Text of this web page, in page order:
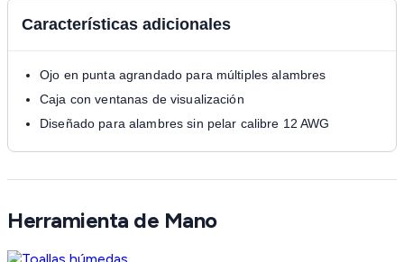
Características adicionales
Ojo en punta agrandado para múltiples alambres
Caja con ventanas de visualización
Diseñado para alambres sin pelar calibre 12 AWG
Herramienta de Mano